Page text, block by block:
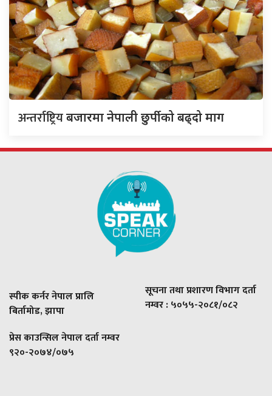
अन्तर्राष्ट्रियबजारमा नेपाली छुर्पीको बढ्दो माग
स्पीक कर्नर नेपाल प्रालि
बिर्तामोड, झापा
प्रेस काउन्सिल नेपाल दर्ता नम्वर
९२०-२०७४/०७५
सूचना तथा प्रशारण विभाग दर्ता
नम्वर : ५०५५-२०८१/०८२